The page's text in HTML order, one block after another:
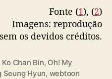
r
e
a
Fonte (1), (2)
Imagens: reprodução
os devidos créditos.
Ko Chan Bin, Oh! My
Seung Hyun, webtoon